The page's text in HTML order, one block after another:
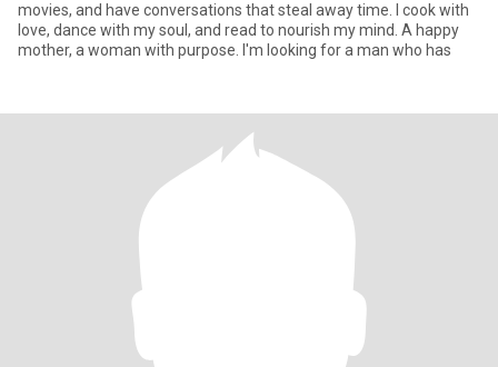
movies, and have conversations that steal away time. I cook with
love, dance with my soul, and read to nourish my mind. A happy
mother, a woman with purpose. I'm looking for a man who has